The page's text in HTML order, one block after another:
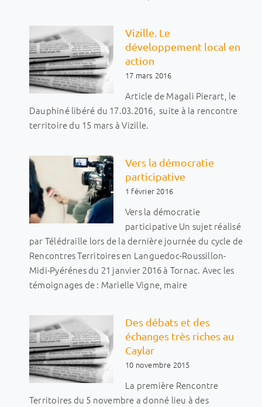
Vizille. Le
développement local en
action
17 mars 2016
Article de Magali Pierart, le
Dauphiné libéré du 17.03.2016, suite à la rencontre
territoire du 15 mars à Vizille.
Vers la démocratie
participative
1 février 2016
Vers la démocratie
participative Un sujet réalisé
par Télédraille lors de la dernière journée du cycle de
Rencontres Territoires en Languedoc-Roussillon-
Midi-Pyérénes du 21 janvier 2016 à Tornac. Avec les
témoignages de : Marielle Vigne, maire
Des débats et des
échanges très riches au
Caylar
10 novembre 2015
La première Rencontre
Territoires du 5 novembre a donné lieu à des